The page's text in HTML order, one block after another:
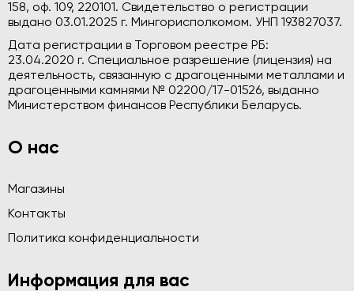
158, оф. 109, 220101. Свидетельство о регистрации
выдано 03.01.2025 г. Мингорисполкомом. УНП 193827037.
Дата регистрации в Торговом реестре РБ:
23.04.2020 г. Специальное разрешение (лицензия) на
деятельность, связанную с драгоценными металлами и
драгоценными камнями № 02200/17-01526, выданно
Министерством финансов Республики Беларусь.
О нас
Магазины
Контакты
Политика конфиденциальности
Информация для вас